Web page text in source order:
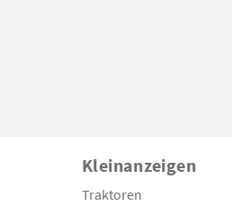
Kleinanzeigen
Traktoren